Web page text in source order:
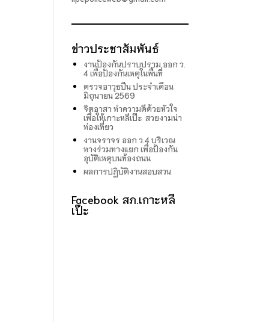
ข่าวประชาสัมพันธ์
งานป้องกันปราบปราม ออก ว.
4 เพื่อป้องกันเหตุในพื้นที่
ตรวจอาวุธปืน ประจำเดือน
มิถุนายน 2569
จิตอาสา ทำความดีด้วยหัวใจ
เพื่อให้เกาะหลีเป๊ะ สวยงามน่า
ท่องเที่ยว
งานจราจร ออก ว.4 บริเวณ
ทางร่วมทางแยก เพื่อป้องกัน
อุบัติเหตุบนท้องถนน
ผลการปฏิบัติงานสอบสวน
Facebook สภ.เกาะหลี
เป๊ะ